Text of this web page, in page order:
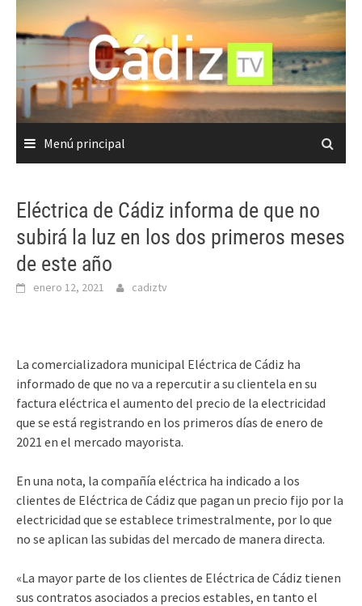
contenido
Menú principal
Eléctrica de Cádiz informa de que no
subirá la luz en los dos primeros meses
de este año
enero 12, 2021 cadiztv
La comercializadora municipal Eléctrica de Cádiz ha
informado de que no va a repercutir a su clientela en su
factura eléctrica el aumento del precio de la electricidad
que se está registrando en los primeros días de enero de
2021 en el mercado mayorista.
En una nota, la compañía eléctrica ha indicado a los
clientes de Eléctrica de Cádiz que pagan un precio fijo por la
electricidad que se establece trimestralmente, por lo que
no se aplican las subidas del mercado de manera directa.
«La mayor parte de los clientes de Eléctrica de Cádiz tienen
sus contratos asociados a precios estables, en tanto el